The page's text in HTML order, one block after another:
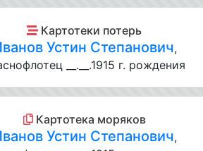
Картотеки потерь
Устин Степанович,
__.__.1915 г. рождения
Картотека моряков
Устин Степанович,